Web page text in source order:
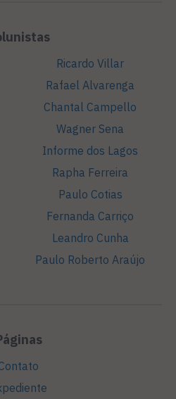
Ricardo Villar
Rafael Alvarenga
Chantal Campello
Wagner Sena
Informe dos Lagos
Rapha Ferreira
Paulo Cotias
Fernanda Carriço
Leandro Cunha
Paulo Roberto Araújo